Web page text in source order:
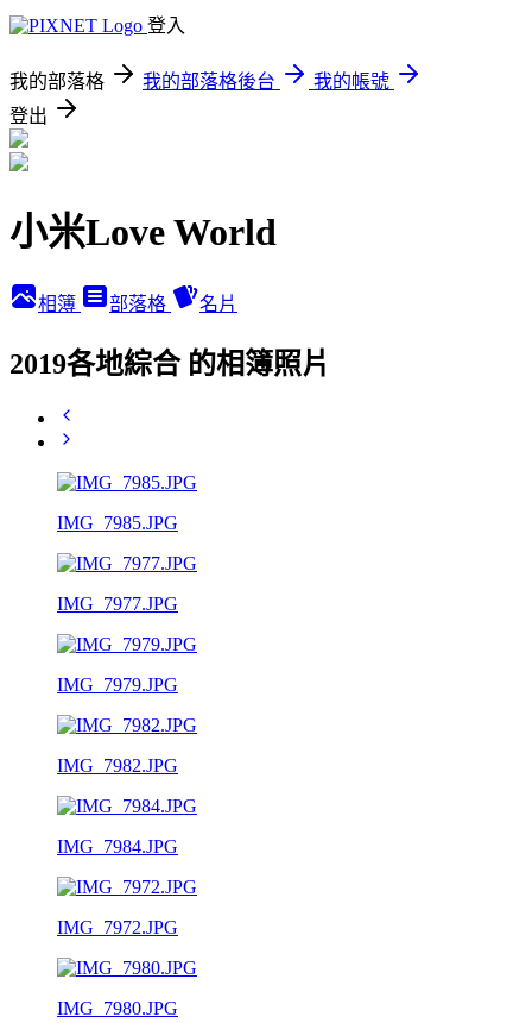
登入
我的部落格 我的部落格後台
我的帳號
登出
小米Love World
相簿 部落格 名片
2019各地綜合 的相簿照片
IMG_7985.JPG
IMG_7977.JPG
IMG_7979.JPG
IMG_7982.JPG
IMG_7984.JPG
IMG_7972.JPG
IMG_7980.JPG